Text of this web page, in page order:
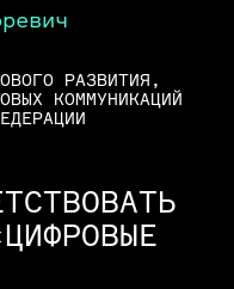
РАЗВИТИЯ,
КОММУНИКАЦИЙ